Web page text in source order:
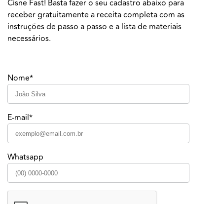
Cisne Fast! Basta fazer o seu cadastro abaixo para
receber gratuitamente a receita completa com as
instruções de passo a passo e a lista de materiais
necessários.
Nome*
E-mail*
Whatsapp